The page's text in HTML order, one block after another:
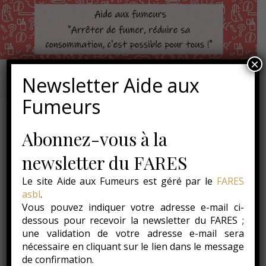
Newsletter Aide aux
Fumeurs
Abonnez-vous à la
newsletter du FARES
Le site Aide aux Fumeurs est géré par le FARES
asbl.
Vous pouvez indiquer votre adresse e-mail ci-
dessous pour recevoir la newsletter du FARES ;
une validation de votre adresse e-mail sera
nécessaire en cliquant sur le lien dans le message
de confirmation.
×